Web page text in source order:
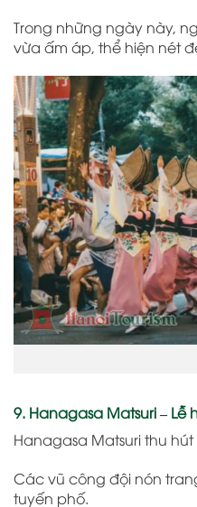
Trong những ngày này,
vừa ấm áp, thể hiện nét
9. Hanagasa Matsuri – Lễ
Hanagasa Matsurithu
Các vũ công đội nón
tuyến phố.